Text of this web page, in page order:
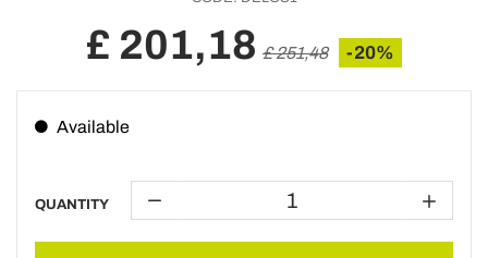
£ 201,18 £ 251,48 -20%
Available
QUANTITY